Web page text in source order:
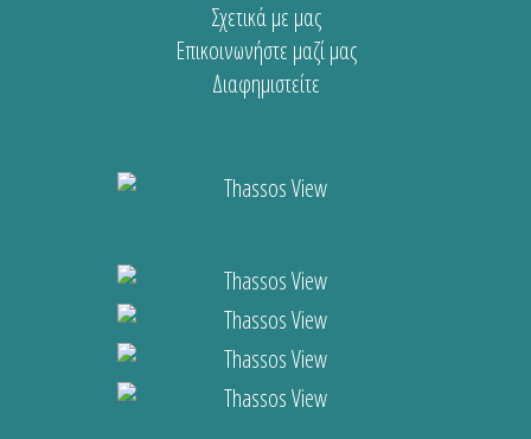
Σχετικά με μας
Επικοινωνήστε μαζί μας
Διαφημιστείτε